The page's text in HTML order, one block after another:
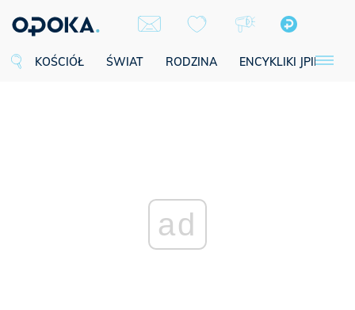
KOŚCIÓŁ ŚWIAT RODZINA ENCYKLIKI JPII
ad